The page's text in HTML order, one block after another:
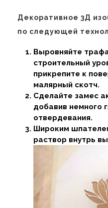
Декоративное 3Д
по следующей
Выровняйте
строительный
прикрепите к
малярный скотч.
Сделайте замес
добавив немного
отвердевания.
Широким
раствор внутрь